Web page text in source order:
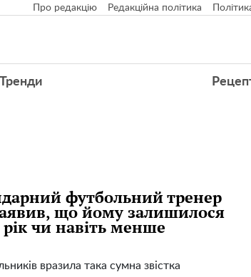
Про редакцію Редакційна політика
Тренди
футбольний тренер
що йому залишилося
чи навіть менше
вразила така сумна звістка